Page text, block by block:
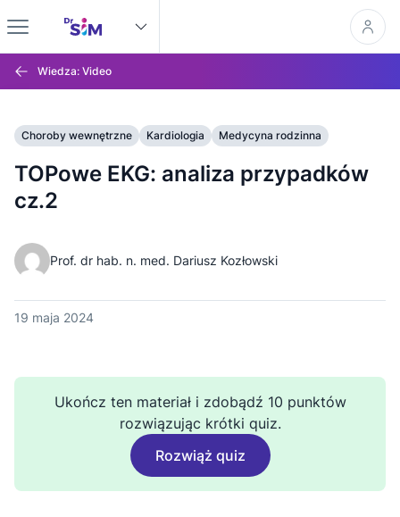
Wiedza: Video
Choroby wewnętrzne Kardiologia Medycyna rodzinna
TOPowe EKG: analiza przypadków
cz.2
Prof. dr hab. n. med. Dariusz Kozłowski
19 maja 2024
Ukończ ten materiał i zdobądź 10 punktów
rozwiązując krótki quiz.
Rozwiąż quiz